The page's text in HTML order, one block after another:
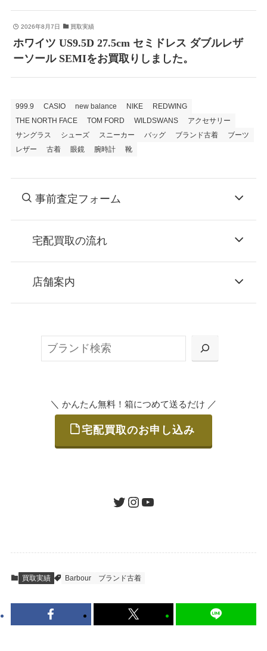
2026年8月7日 買取実績
ホワイツ US9.5D 27.5cm セミドレス ダブルレザ
ーソール SEMIをお買取りしました。
999.9 CASIO new balance NIKE
REDWING
THE NORTH FACE
TOM FORD WILDSWANS
アクセサリー
サングラス
シューズ スニーカー バッグ ブランド古着
ブーツ
レザー
古着 眼鏡 腕時計 靴
事前査定フォーム
宅配買取の流れ
お申込み
または梱包材不要の「集荷申込」からお選び
ご発送
査定結果のご承認 / 入金
到着即日に査定いたします。買取金額にご納
得いただければ、最短即日の入金が可能で
店舗案内
＼ かんたん無料！箱につめて送るだけ ／
宅配買取のお申し込み
ツイッターインスタグラムユーチューブ
買取実績 Barbour ブランド古着